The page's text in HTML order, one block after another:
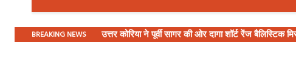
BREAKING NEWS उत्तर कोरिया ने पूर्वी सागर की ओर दागा शॉर्ट रेंज बैलिस्टिक
PM Modi की अध्यक्षता में कैबिनेट ने 23,731 करोड़ रुपए